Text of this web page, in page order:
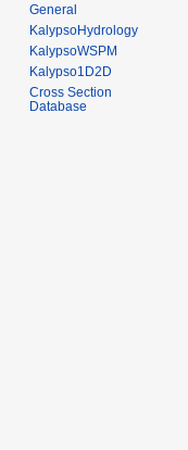
General
KalypsoHydrology
KalypsoWSPM
Kalypso1D2D
Cross Section
Database